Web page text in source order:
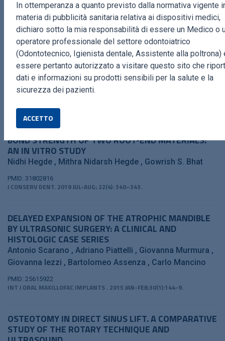
HTTPS://WWW.ESACROM.COM/MEDIA/TESI-ANTONUCCI-ELISA.PDF
TESI IN MEDICINA VETERINARIA: APPLICAZIONE DEL
DEBRIDEMENT PIEZOELETTRICO NELLA
PODODERMATITE DEI RAPACI
Dr.ssa Passacantando Erika Dr.ssa Smoglica Camilla
Correlatore: Dr. Paesano Francesco
HTTPS://WWW.ESACROM.COM/MEDIA/PASSACANTANDO-ERIKA-TESI-
COMPARATIVE EVALUATION OF THE PUSHOUT
BOND STRENGTH OF TWO ROOT-END MATERIALS:
AN IN VITRO STUDY
Nidhi Hegde Mithra Nidarsh Hegde Gowrish S. Bhat
PMID: 31802816
J CONSERV DENT. 2019 JUL-AUG; 22(4): 340–343.
DELAYED EXPANSION OF THE ATROPHIC MANDIBLE
BY ULTRASONIC SURGERY: A CLINICAL AND
HISTOLOGIC CASE SERIES
Antonio Scarano Adriano Piattelli
Giovanna Murmura
Giovanna Iezzi
Bartolomeo Assenza Carlo Mancino
PMID: 25615922
INT J ORAL MAXILLOFAC IMPLANTS . 2015 JAN-FEB;30(1):144-9.
OSTEOTOMY IN DIRECT SINUS LIFT. A COMPARATIVE
STUDY OF THE ROTARY TECHNIQUE AND
In ottemperanza a quanto previsto dalla normativa vigente
materia di pubblicità sanitaria relativa ai dispositivi medici,
dichiaro sotto la mia responsabilità di essere un Medico o
operatore professionale del settore odontoiatrico
(Odontotecnico, Igienista dentale, Assistente alla poltrona)
essere pertanto autorizzato a visitare questo sito che
dati e informazioni su prodotti sensibili per la salute e la
sicurezza dei pazienti.
ACCETTO